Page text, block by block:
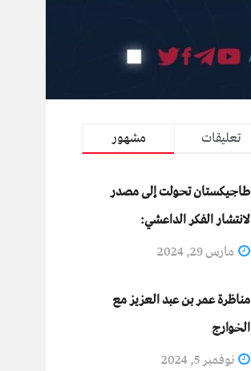
مشهور تعليقات
طاجيكستان تحولت إلى مصدر
لانتشار الفكر الداعشي:
مارس 29, 2024
مناظرة عمر بن عبد العزيز مع
الخوارج
نوفمبر 5, 2024